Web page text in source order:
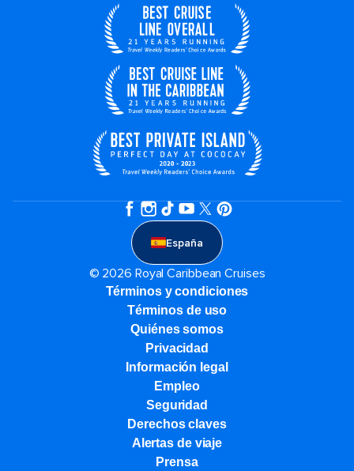
España
© 2026 Royal Caribbean Cruises
Términos y condiciones
Términos de uso
Quiénes somos
Privacidad
Información legal
Empleo
Seguridad
Derechos claves
Alertas de viaje
Prensa